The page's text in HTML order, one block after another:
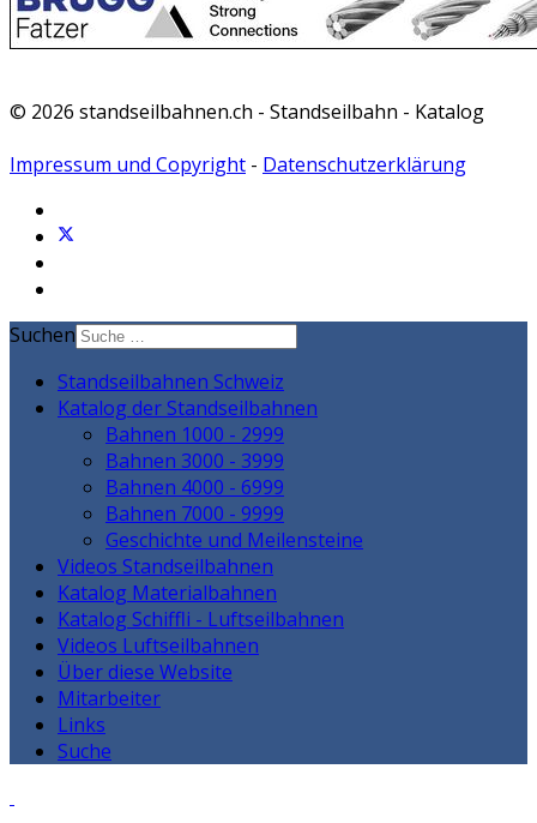
© 2026 standseilbahnen.ch - Standseilbahn - Katalog
Impressum und Copyright - Datenschutzerklärung
Suchen
Standseilbahnen Schweiz
Katalog der Standseilbahnen
Bahnen 1000 - 2999
Bahnen 3000 - 3999
Bahnen 4000 - 6999
Bahnen 7000 - 9999
Geschichte und Meilensteine
Videos Standseilbahnen
Katalog Materialbahnen
Katalog Schiffli - Luftseilbahnen
Videos Luftseilbahnen
Über diese Website
Mitarbeiter
Links
Suche